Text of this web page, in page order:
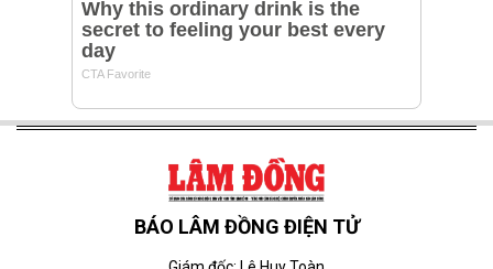
BÁO LÂM ĐỒNG ĐIỆN TỬ